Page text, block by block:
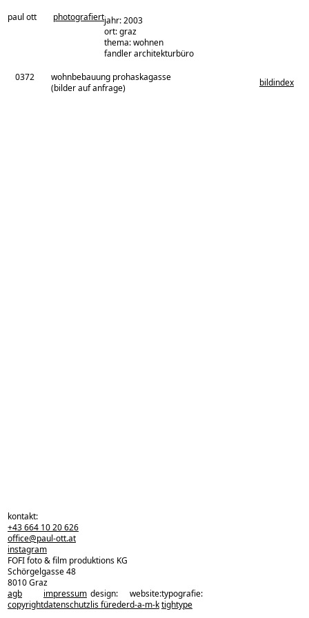
paul ott photografiertjahr: 2003
ort: graz
thema: wohnen
architekturbüro:
fandler architekturbüro
0372
wohnbebauung prohaskagasse
(bilder auf anfrage)
bildindex
zurück zu den projekten
kontakt:
+43 664 10 20 626
office@paul-ott.at
instagram
FOFI foto & film produktions KG
Schörgelgasse 48
8010 Graz
agb
copyright
impressum
datenschutz
design:
lis füreder
website:
d-a-m-k
typografie:
tightype